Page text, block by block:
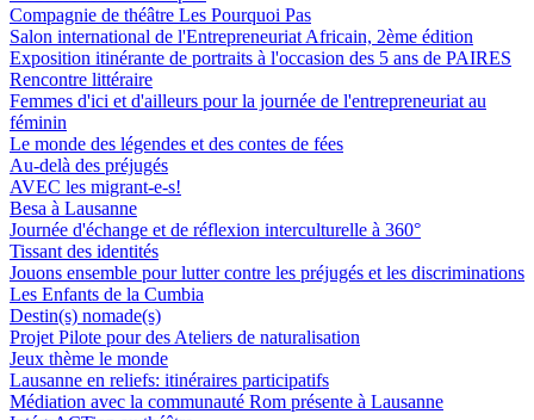
Compagnie de théâtre Les Pourquoi Pas
Salon international de l'Entrepreneuriat Africain, 2ème édition
Exposition itinérante de portraits à l'occasion des 5 ans de PAIRES
Rencontre littéraire
Femmes d'ici et d'ailleurs pour la journée de l'entrepreneuriat au
féminin
Le monde des légendes et des contes de fées
Au-delà des préjugés
AVEC les migrant-e-s!
Besa à Lausanne
Journée d'échange et de réflexion interculturelle à 360°
Tissant des identités
Jouons ensemble pour lutter contre les préjugés et les discriminations
Les Enfants de la Cumbia
Destin(s) nomade(s)
Projet Pilote pour des Ateliers de naturalisation
Jeux thème le monde
Lausanne en reliefs: itinéraires participatifs
Médiation avec la communauté Rom présente à Lausanne